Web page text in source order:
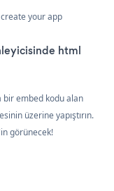
your app
html
bir embed kodu alan
üzerine yapıştırın.
görünecek!